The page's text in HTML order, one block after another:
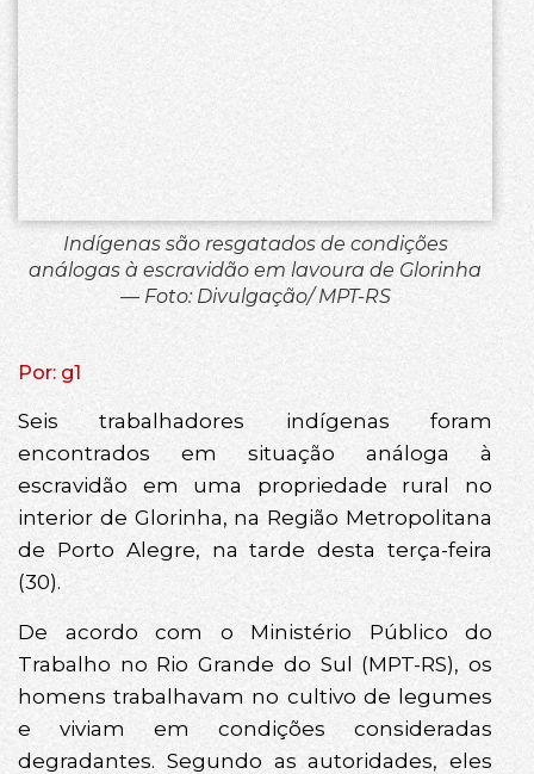
Indígenas são resgatados de condições
análogas à escravidão em lavoura de Glorinha
— Foto: Divulgação/ MPT-RS
Por: g1
Seis trabalhadores indígenas foram
encontrados em situação análoga à
escravidão em uma propriedade rural no
interior de Glorinha, na Região Metropolitana
de Porto Alegre, na tarde desta terça-feira
(30).
De acordo com o Ministério Público do
Trabalho no Rio Grande do Sul (MPT-RS), os
homens trabalhavam no cultivo de legumes
e viviam em condições consideradas
degradantes. Segundo as autoridades, eles